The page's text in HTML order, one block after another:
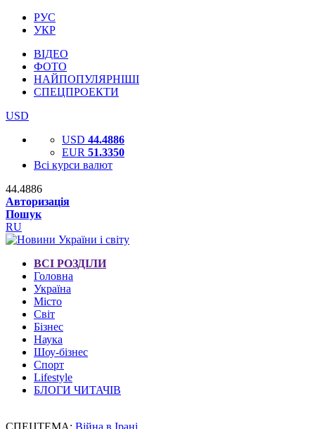
РУС
УКР
ВІДЕО
ФОТО
НАЙПОПУЛЯРНІШІ
СПЕЦПРОЕКТИ
USD
USD 44.4886
EUR 51.3350
Всі курси валют
44.4886
Авторизація
Пошук
RU
ВСІ РОЗДІЛИ
Головна
Україна
Місто
Світ
Бізнес
Наука
Шоу-бізнес
Спорт
Lifestyle
БЛОГИ ЧИТАЧІВ
СПЕЦТЕМА: Війна в Ірані